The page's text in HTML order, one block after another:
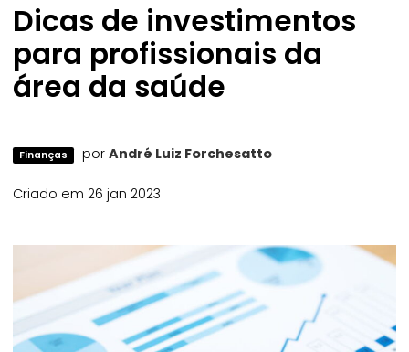
Dicas de investimentos
para profissionais da
área da saúde
Finanças por André Luiz Forchesatto
Criado em 26 jan 2023